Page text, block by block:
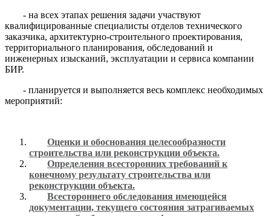
- на всех этапах решения задачи участвуют
квалифицированные специалисты отделов технического
заказчика, архитектурно-строительного проектирования,
территориального планирования, обследований и
инженерных изысканий, эксплуатации и сервиса компании
БИР.
- планируется и выполняется весь комплекс необходимых
мероприятий:
Оценки и обоснования целесообразности
строительства или реконструкции объекта.
Определения всесторонних требований к
конечному результату строительства или
реконструкции объекта.
Всестороннего обследования имеющейся
документации, текущего состояния затрагиваемых